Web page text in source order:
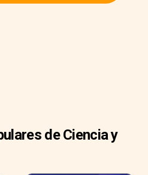
de Ciencia y